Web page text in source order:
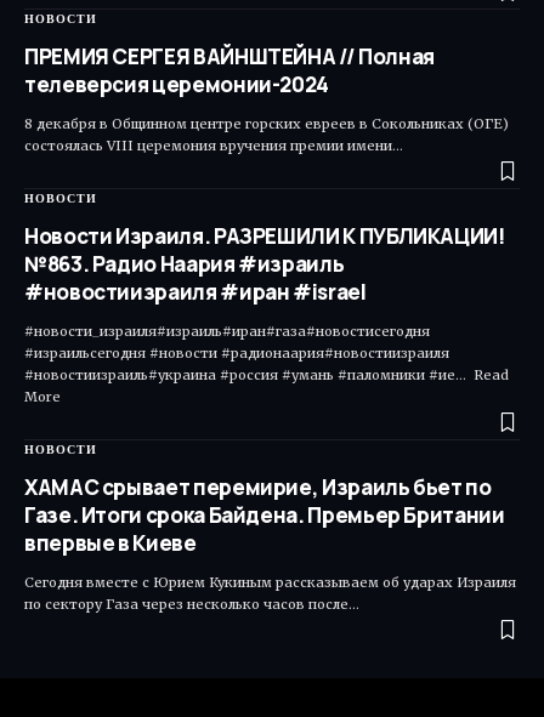
НОВОСТИ
ПРЕМИЯ СЕРГЕЯ ВАЙНШТЕЙНА // Полная
телеверсия церемонии-2024
8 декабря в Общинном центре горских евреев в Сокольниках (ОГЕ)
состоялась VIII церемония вручения премии имени…
НОВОСТИ
Новости Израиля. РАЗРЕШИЛИ К ПУБЛИКАЦИИ!
№863. Радио Наария #израиль
#новостиизраиля #иран #israel
#новости_израиля#израиль#иран#газа#новостисегодня
#израильсегодня #новости #радионаария#новостиизраиля
#новостиизраиль#украина #россия #умань #паломники #ие... Read
More ​
НОВОСТИ
ХАМАС срывает перемирие, Израиль бьет по
Газе. Итоги срока Байдена. Премьер Британии
впервые в Киеве
Сегодня вместе с Юрием Кукиным рассказываем об ударах Израиля
по сектору Газа через несколько часов после…